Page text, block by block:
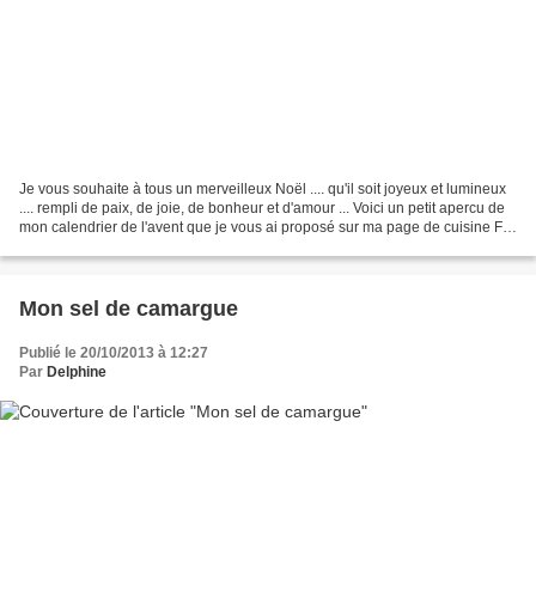
Je vous souhaite à tous un merveilleux Noël .... qu'il soit joyeux et lumineux
.... rempli de paix, de joie, de bonheur et d'amour ... Voici un petit apercu de
mon calendrier de l'avent que je vous ai proposé sur ma page de cuisine FB
Mon sel de camargue
Publié le 20/10/2013 à 12:27
Par Delphine